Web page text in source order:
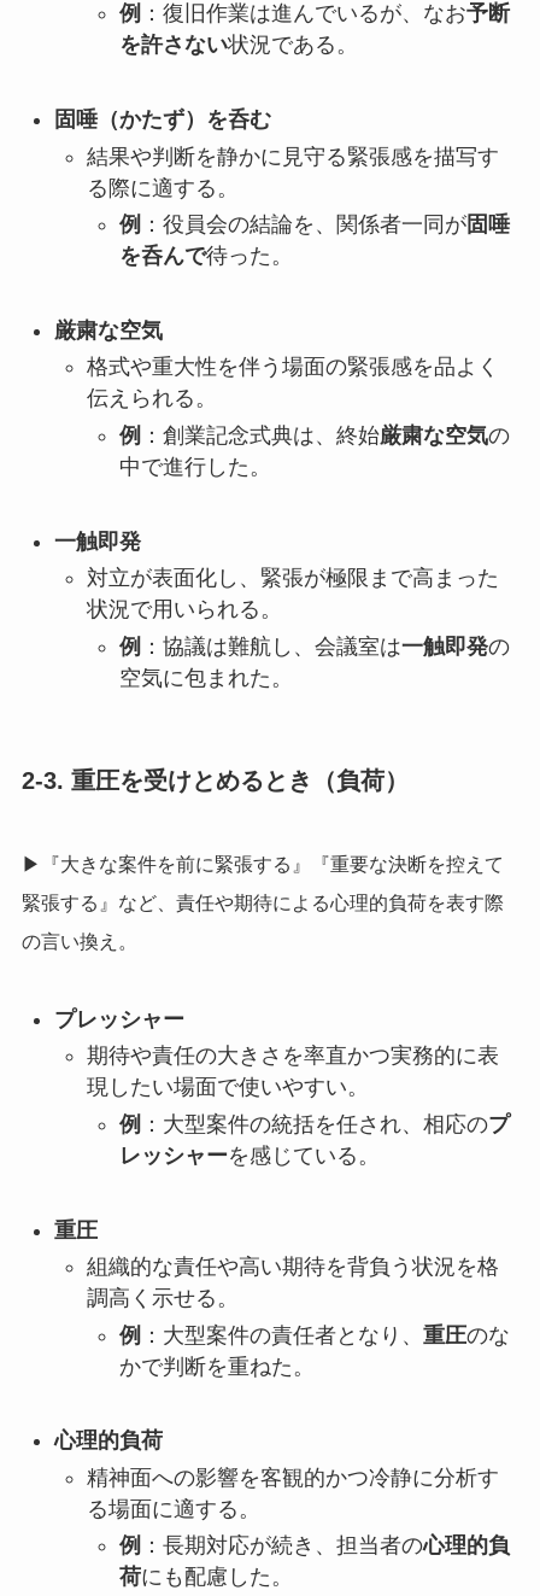
例 ：復旧作業は進んでいるが、なお予断
を許さない状況である。
固唾（かたず）を呑む
結果や判断を静かに見守る緊張感を描写す
る際に適する。
例 ：役員会の結論を、関係者一同が固唾
を呑んで待った。
厳粛な空気
格式や重大性を伴う場面の緊張感を品よく
伝えられる。
例 ：創業記念式典は、終始厳粛な空気の
中で進行した。
一触即発
対立が表面化し、緊張が極限まで高まった
状況で用いられる。
例 ：協議は難航し、会議室は一触即発の
空気に包まれた。
2-3. 重圧を受けとめるとき（負荷）
▶『大きな案件を前に緊張する』『重要な決断を控えて
緊張する』など、責任や期待による心理的負荷を表す際
の言い換え。
プレッシャー
期待や責任の大きさを率直かつ実務的に表
現したい場面で使いやすい。
例 ：大型案件の統括を任され、相応のプ
レッシャーを感じている。
重圧
組織的な責任や高い期待を背負う状況を格
調高く示せる。
例 ：大型案件の責任者となり、 重圧のな
かで判断を重ねた。
心理的負荷
精神面への影響を客観的かつ冷静に分析す
る場面に適する。
例 ：長期対応が続き、担当者の心理的負
荷にも配慮した。